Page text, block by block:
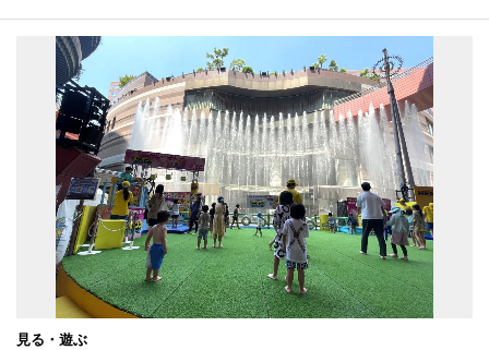
見る・遊ぶ